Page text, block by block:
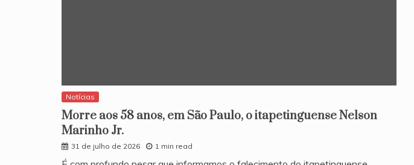
Notícias
Morre aos 58 anos, em São Paulo, o itapetinguense Nelson
Marinho Jr.
31 de julho de 2026 1 min read